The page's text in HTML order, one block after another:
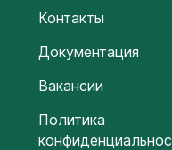
Контакты
Документация
Вакансии
Политика